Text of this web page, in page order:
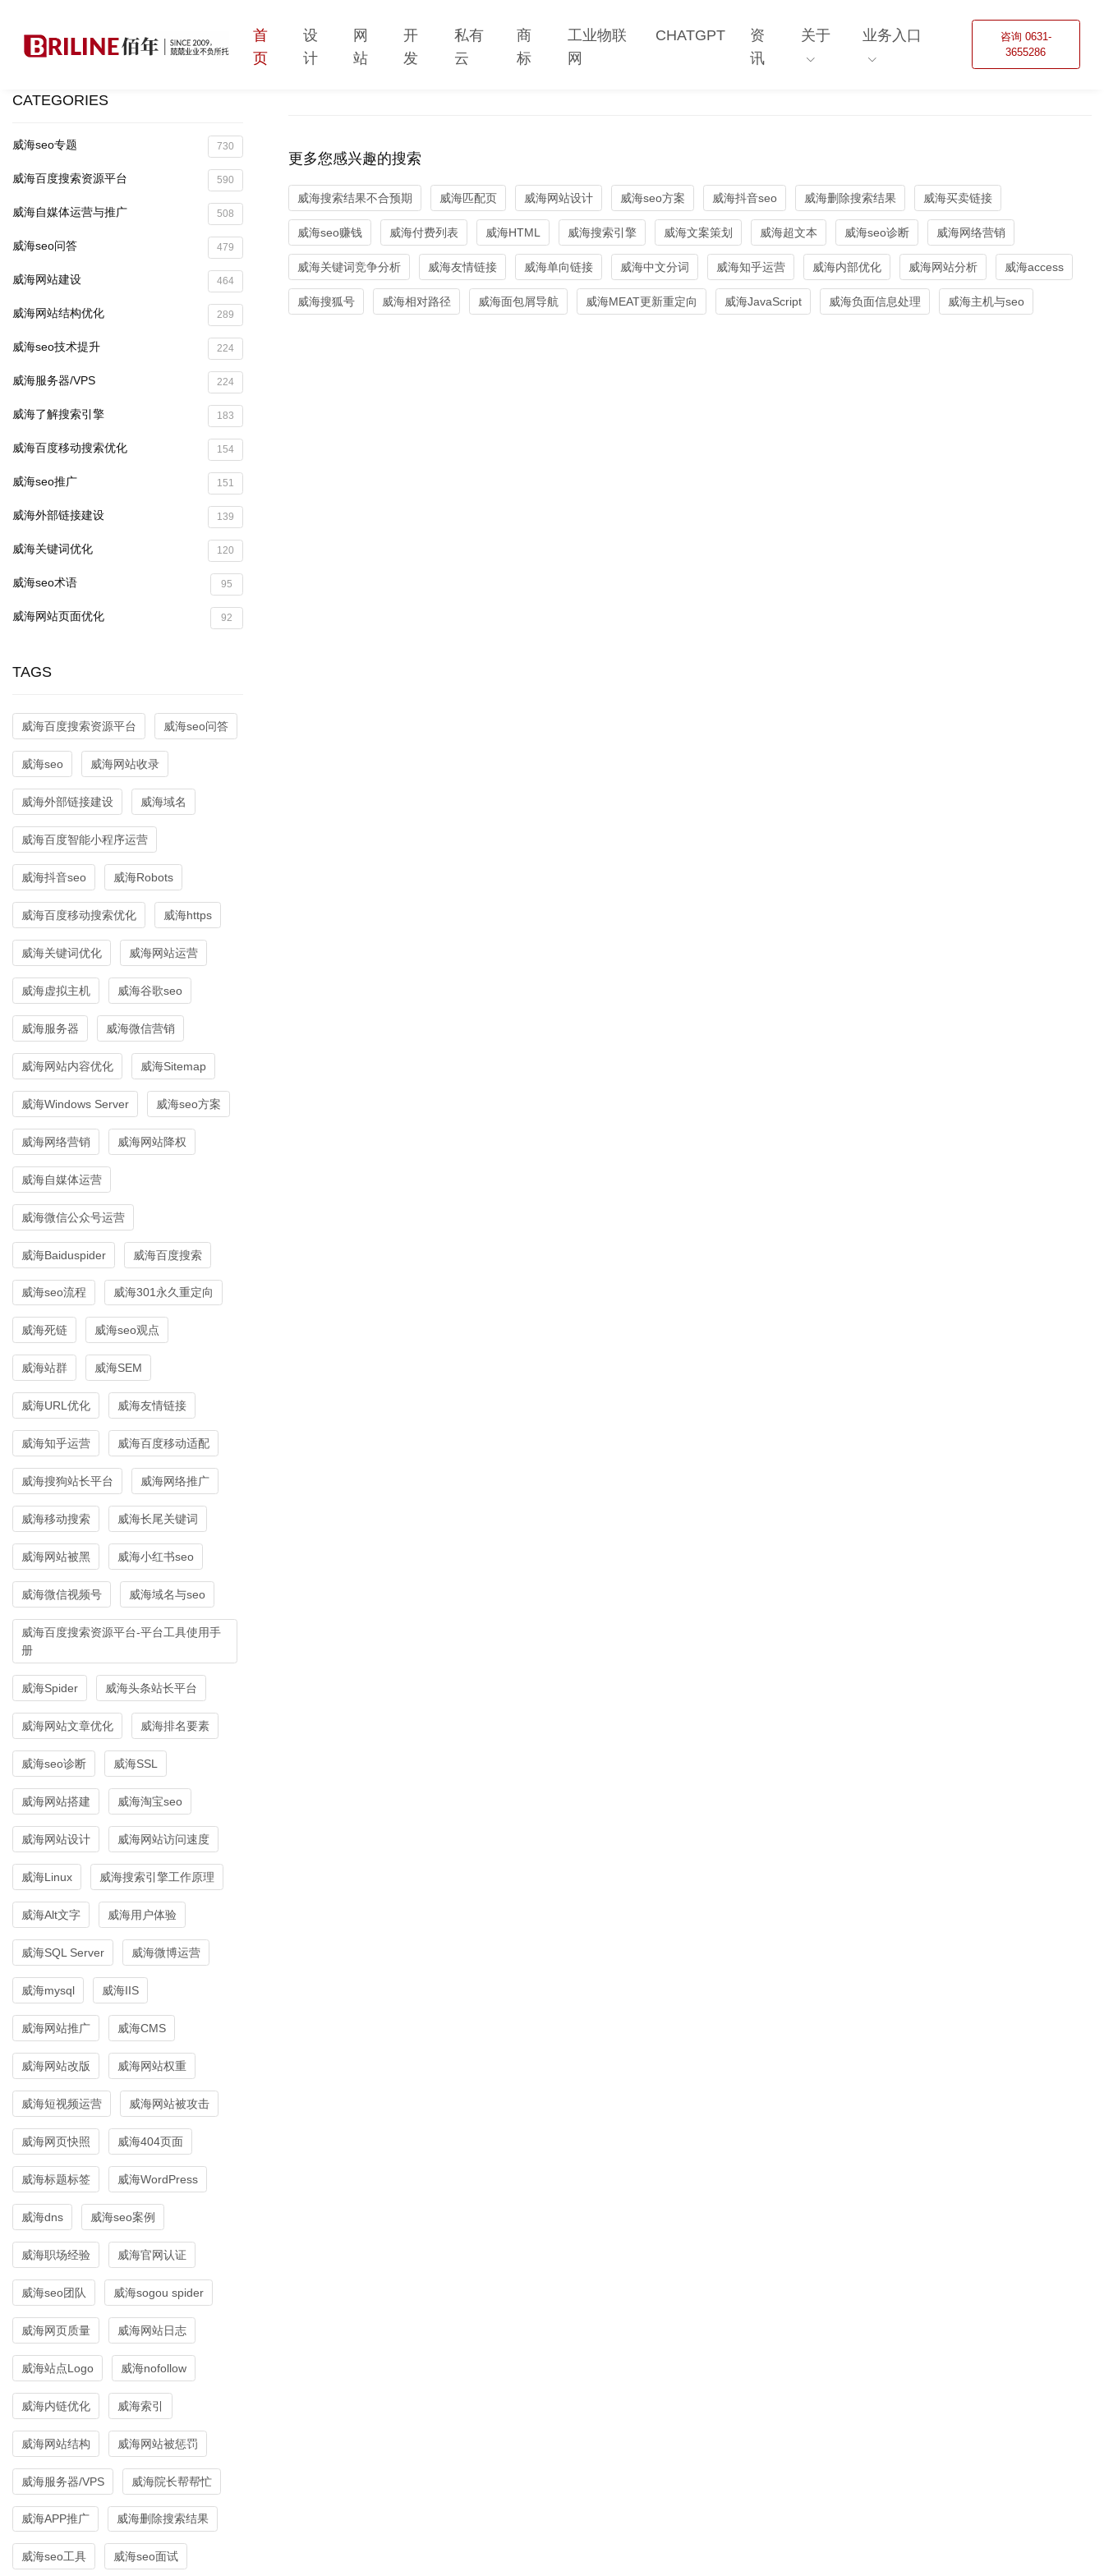
首
页
设
计
网
站
开
发
私有
云
商
标
工业物联
网
CHATGPT
资
讯
关于 业务入口
咨询 0631-
3655286
CATEGORIES
威海seo专题 730
威海百度搜索资源平台 590
威海自媒体运营与推广 508
威海seo问答 479
威海网站建设 464
威海网站结构优化 289
威海seo技术提升 224
威海服务器/VPS 224
威海了解搜索引擎 183
威海百度移动搜索优化 154
威海seo推广 151
威海外部链接建设 139
威海关键词优化 120
威海seo术语 95
威海网站页面优化 92
TAGS
威海百度搜索资源平台 威海seo问答
威海seo 威海网站收录
威海外部链接建设 威海域名
威海百度智能小程序运营
威海抖音seo 威海Robots
威海百度移动搜索优化 威海https
威海关键词优化 威海网站运营
威海虚拟主机 威海谷歌seo
威海服务器 威海微信营销
威海网站内容优化 威海Sitemap
威海Windows Server 威海seo方案
威海网络营销 威海网站降权
威海自媒体运营
威海微信公众号运营
威海Baiduspider 威海百度搜索
威海seo流程 威海301永久重定向
威海死链 威海seo观点
威海站群 威海SEM
威海URL优化 威海友情链接
威海知乎运营 威海百度移动适配
威海搜狗站长平台 威海网络推广
威海移动搜索 威海长尾关键词
威海网站被黑 威海小红书seo
威海微信视频号 威海域名与seo
威海百度搜索资源平台-平台工具使用手
册
威海Spider 威海头条站长平台
威海网站文章优化 威海排名要素
威海seo诊断 威海SSL
威海网站搭建 威海淘宝seo
威海网站设计 威海网站访问速度
威海Linux 威海搜索引擎工作原理
威海Alt文字 威海用户体验
威海SQL Server 威海微博运营
威海mysql 威海IIS
威海网站推广 威海CMS
威海网站改版 威海网站权重
威海短视频运营 威海网站被攻击
威海网页快照 威海404页面
威海标题标签 威海WordPress
威海dns 威海seo案例
威海职场经验 威海官网认证
威海seo团队 威海sogou spider
威海网页质量 威海网站日志
威海站点Logo 威海nofollow
威海内链优化 威海索引
威海网站结构 威海网站被惩罚
威海服务器/VPS 威海院长帮帮忙
威海APP推广 威海删除搜索结果
威海seo工具 威海seo面试
更多您感兴趣的搜索
威海搜索结果不合预期 威海匹配页 威海网站设计 威海seo方案 威海抖音seo 威海删除搜索结果 威海买卖链接
威海seo赚钱 威海付费列表 威海HTML 威海搜索引擎 威海文案策划 威海超文本 威海seo诊断 威海网络营销
威海关键词竞争分析 威海友情链接 威海单向链接 威海中文分词 威海知乎运营 威海内部优化 威海网站分析 威海access
威海搜狐号 威海相对路径 威海面包屑导航 威海MEAT更新重定向 威海JavaScript 威海负面信息处理 威海主机与seo